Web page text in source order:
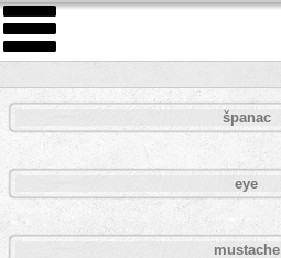
španac
eye
mustache